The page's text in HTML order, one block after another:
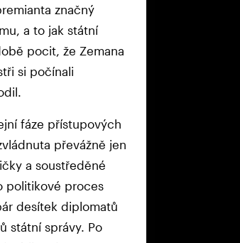
značný
a to jak státní
pocit, že Zemana
si počínali
fáze přístupových
převážně jen
a soustředěné
politikové proces
desítek diplomatů
státní správy. Po